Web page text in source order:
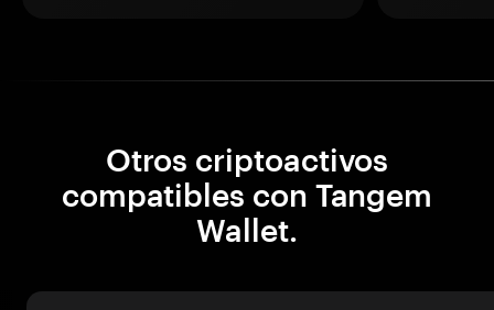
Otros criptoactivos
compatibles con Tangem
Wallet.